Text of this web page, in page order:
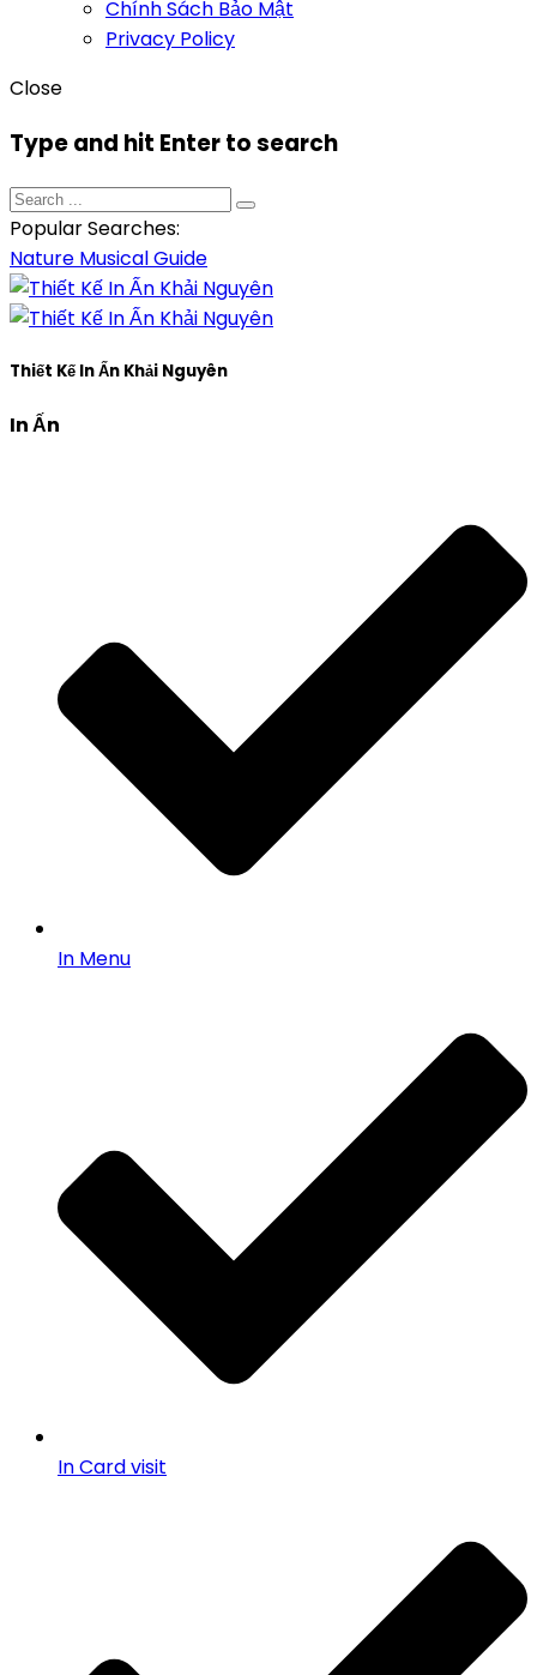
Chính Sách Bảo Mật
Privacy Policy
Close
Type and hit Enter to search
Popular Searches:
Nature MusicalGuide
Thiết Kế In Ấn Khải Nguyên
In Ấn
In Menu
In Card visit